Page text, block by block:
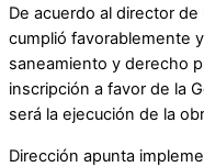
De acuerdo al director
cumplió favorablemente
saneamiento y derecho
inscripción a favor de la
será la ejecución de la
Dirección apunta